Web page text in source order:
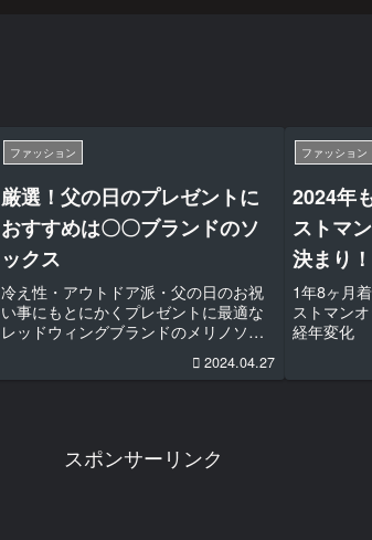
ファッション
厳選！父の日のプレゼントに
おすすめは〇〇ブランドのソ
ックス
冷え性・アウトドア派・父の日のお祝
い事にもとにかくプレゼントに最適な
レッドウィングブランドのメリノソッ
2024.04.27
ファッション
2024年
ストマ
決まり！
1年8ヶ月
ストマン
経年変化
スポンサーリンク